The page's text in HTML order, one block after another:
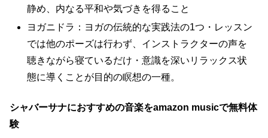
静め、内なる平和や気づきを得ること
ヨガニドラ：ヨガの伝統的な実践法の1つ・レッスン
では他のポーズは行わず、インストラクターの声を
聴きながら寝ているだけ・意識を深いリラックス状
態に導くことが目的の瞑想の一種。
シャバーサナにおすすめの音楽をamazon musicで無料体
験